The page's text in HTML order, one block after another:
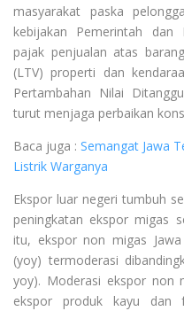
masyarakat paska
kebijakan Pemerintah dan
pajak penjualan atas
(LTV) properti dan
Pertambahan Nilai
turut menjaga perbaikan
Baca juga : Semangat Jawa
Listrik Warganya
Ekspor luar negeri tumbuh
peningkatan ekspor migas
itu, ekspor non migas
(yoy) termoderasi
yoy). Moderasi ekspor non
ekspor produk kayu dan